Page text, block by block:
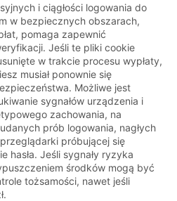
i ciągłości logowania do
w bezpiecznych obszarach,
pomaga zapewnić
Jeśli te pliki cookie
w trakcie procesu wypłaty,
musiał ponownie się
Możliwe jest
sygnałów urządzenia i
zachowania, na
prób logowania, nagłych
próbującej się
hasła. Jeśli sygnały ryzyka
środków mogą być
tożsamości, nawet jeśli